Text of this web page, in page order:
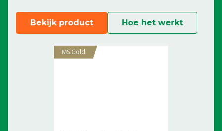
Bekijk product Hoe het werkt
MS Gold